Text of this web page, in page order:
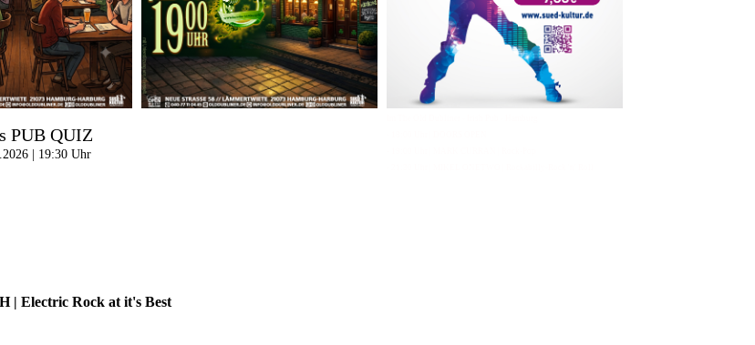
PUB QUIZ
| 19:30 Uhr
| Electric Rock at it's Best